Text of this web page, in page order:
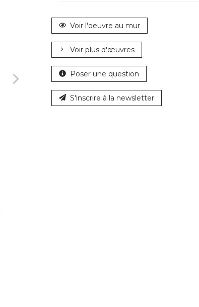
Voir l'oeuvre au mur
Voir plus d'œuvres
Poser une question
S'inscrire à la newsletter